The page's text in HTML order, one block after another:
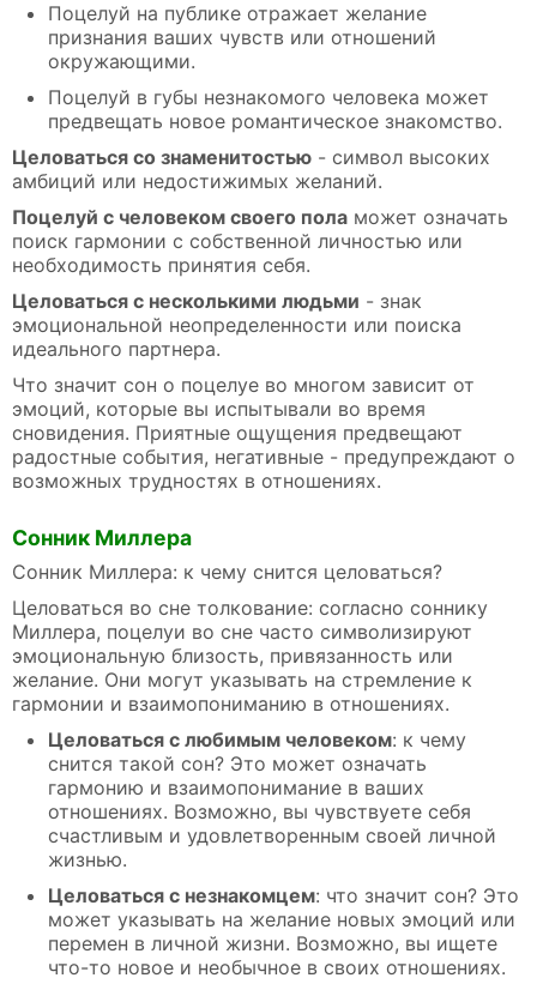
Поцелуй на публике отражает желание
признания ваших чувств или отношений
окружающими.
Поцелуй в губы незнакомого человека может
предвещать новое романтическое знакомство.
Целоваться со знаменитостью - символ высоких
амбиций или недостижимых желаний.
Поцелуй с человеком своего пола может означать
поиск гармонии с собственной личностью или
необходимость принятия себя.
Целоваться с несколькими людьми - знак
эмоциональной неопределенности или поиска
идеального партнера.
Что значит сон о поцелуе во многом зависит от
эмоций, которые вы испытывали во время
сновидения. Приятные ощущения предвещают
радостные события, негативные - предупреждают о
возможных трудностях в отношениях.
Сонник Миллера
Сонник Миллера: к чему снится целоваться?
Целоваться во сне толкование: согласно соннику
Миллера, поцелуи во сне часто символизируют
эмоциональную близость, привязанность или
желание. Они могут указывать на стремление к
гармонии и взаимопониманию в отношениях.
Целоваться с любимым человеком: к чему
снится такой сон? Это может означать
гармонию и взаимопонимание в ваших
отношениях. Возможно, вы чувствуете себя
счастливым и удовлетворенным своей личной
жизнью.
Целоваться с незнакомцем: что значит сон? Это
может указывать на желание новых эмоций или
перемен в личной жизни. Возможно, вы ищете
что-то новое и необычное в своих отношениях.